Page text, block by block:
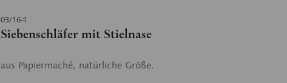
03/16-1
Siebenschläfer mit Stielnase
aus Papiermaché, natürliche Größe.